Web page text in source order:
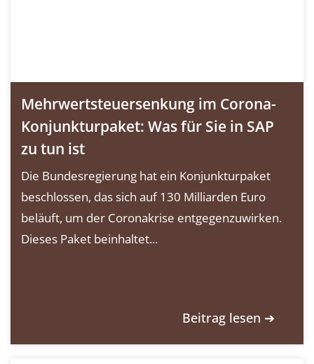
Mehrwertsteuersenkung im Corona-
Konjunkturpaket: Was für Sie in SAP
zu tun ist
Die Bundesregierung hat ein Konjunkturpaket
beschlossen, das sich auf 130 Milliarden Euro
beläuft, um der Coronakrise entgegenzuwirken.
Dieses Paket beinhaltet...
Beitrag lesen ➔